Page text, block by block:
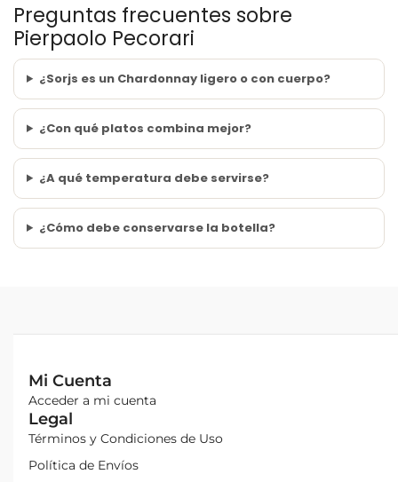
Preguntas frecuentes sobre
Pierpaolo Pecorari
¿Sorjs es un Chardonnay ligero o con cuerpo?
¿Con qué platos combina mejor?
¿A qué temperatura debe servirse?
¿Cómo debe conservarse la botella?
Mi Cuenta
Acceder a mi cuenta
Legal
Términos y Condiciones de Uso
Política de Envíos